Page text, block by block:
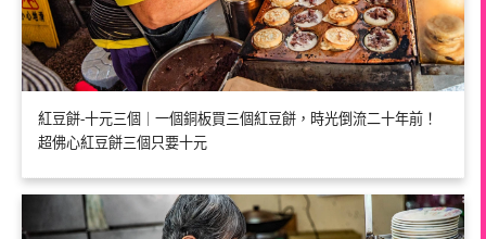
紅豆餅-十元三個｜一個銅板買三個紅豆餅，時光倒流二十年前！
超佛心紅豆餅三個只要十元